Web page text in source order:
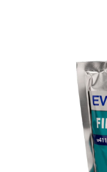
incl. IVA
Ordina entro le 22:59,
Spedizione gratuita